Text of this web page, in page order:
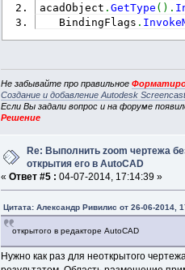
acadObject .GetType ( ) .
BindingFlags .
Не забывайте про правильное
Создание и добавление Autodesk
Если Вы задали вопрос и на форуме
Решение
Re: Выполнить zoom чертежа
открытия его в AutoCAD
« Ответ #5 : 04-07-2014, 17:14:39 »
Цитата: Александр Ривилис от 26-06-2014,
открытого в редакторе AutoCAD
Нужно как раз для неоткрытого